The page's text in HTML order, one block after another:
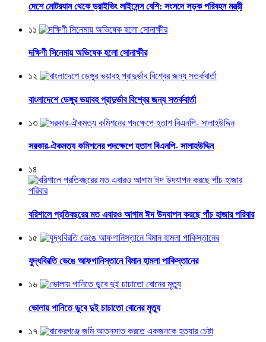
দেশে মোটরযান থেকে ড্রাইভিং লাইসেন্স বেশি: সংসদে সড়ক পরিবহন মন্ত্রী
১১
দক্ষিণী সিনেমায় অভিষেক হলো সোনাক্ষীর
১২
বাংলাদেশে ডেঙ্গুর ভয়াবহ প্রাদুর্ভাব বিশ্বের জন্য সতর্কবার্তা
১৩
সরকার-ঐকমত্য কমিশনের পদক্ষেপে হতাশ বিএনপি- সালাহউদ্দিন
১৪
বরিশালে প্রতিবছরের মত এবারও আগাম ঈদ উদযাপন করছে পাঁচ হাজার পরিবার
১৫
যুদ্ধবিরতি ভেঙে আফগানিস্তানে বিমান হামলা পাকিস্তানের
১৬
ভোলায় পানিতে ডুবে দুই চাচাতো বোনের মৃত্যু
১৭